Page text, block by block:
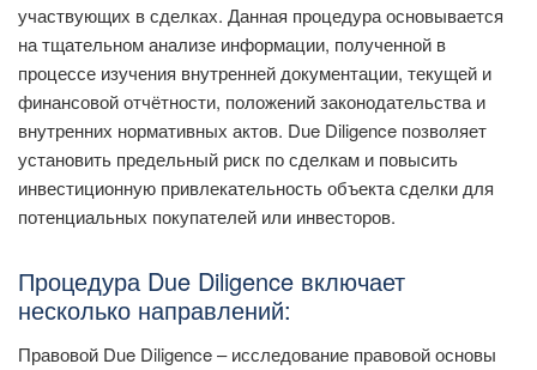
участвующих в сделках. Данная процедура основывается
на тщательном анализе информации, полученной в
процессе изучения внутренней документации, текущей и
финансовой отчётности, положений законодательства и
внутренних нормативных актов. Due Diligence позволяет
установить предельный риск по сделкам и повысить
инвестиционную привлекательность объекта сделки для
потенциальных покупателей или инвесторов.
Процедура Due Diligence включает
несколько направлений:
Правовой Due Diligence – исследование правовой основы